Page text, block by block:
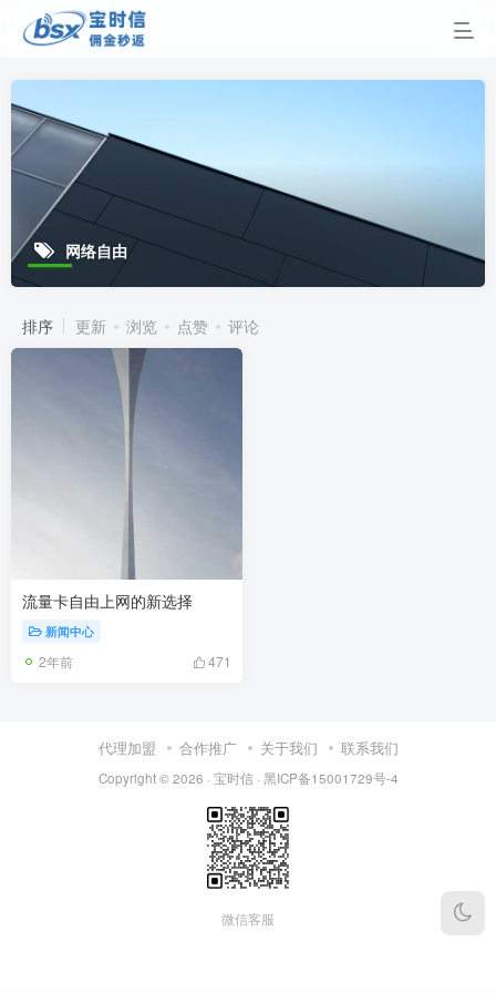
网络自由
排序 更新 浏览 点赞 评论
流量卡自由上网的新选择
新闻中心
2年前 471
代理加盟 合作推广 关于我们 联系我们
Copyright © 2026 · 宝时信· 黑ICP备15001729号-4
微信客服